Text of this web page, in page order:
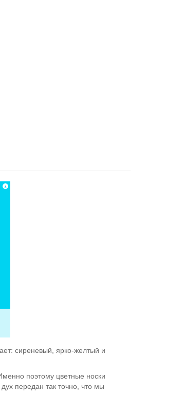
сиреневый, ярко-желтый и
поэтому цветные носки
передан так точно, что мы